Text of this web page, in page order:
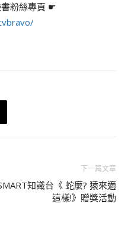
粉絲專頁 ☛
下一篇文章
知識台《 蛇麼? 猿來適
這樣!》贈獎活動